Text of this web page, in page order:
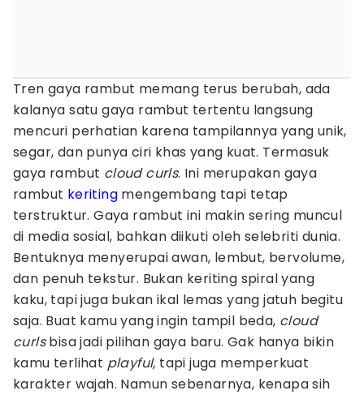
Tren gaya rambut memang terus berubah, ada
kalanya satu gaya rambut tertentu langsung
mencuri perhatian karena tampilannya yang unik,
segar, dan punya ciri khas yang kuat. Termasuk
gaya rambut cloud curls. Ini merupakan gaya
rambut keriting mengembang tapi tetap
terstruktur. Gaya rambut ini makin sering muncul
di media sosial, bahkan diikuti oleh selebriti dunia.
Bentuknya menyerupai awan, lembut, bervolume,
dan penuh tekstur. Bukan keriting spiral yang
kaku, tapi juga bukan ikal lemas yang jatuh begitu
saja. Buat kamu yang ingin tampil beda, cloud
curlsbisa jadi pilihan gaya baru. Gak hanya bikin
kamu terlihat playful, tapi juga memperkuat
karakter wajah. Namun sebenarnya, kenapa sih